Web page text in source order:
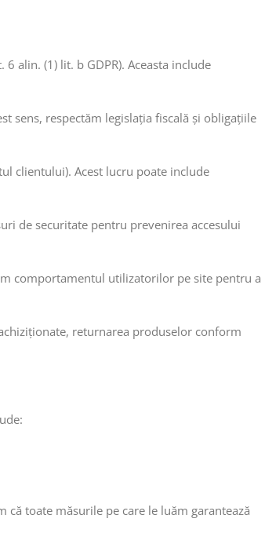
alin. (1) lit. b GDPR). Aceasta include
sens, respectăm legislația fiscală și obligațiile
clientului). Acest lucru poate include
de securitate pentru prevenirea accesului
comportamentul utilizatorilor pe site pentru a
returnarea produselor conform
toate măsurile pe care le luăm garantează